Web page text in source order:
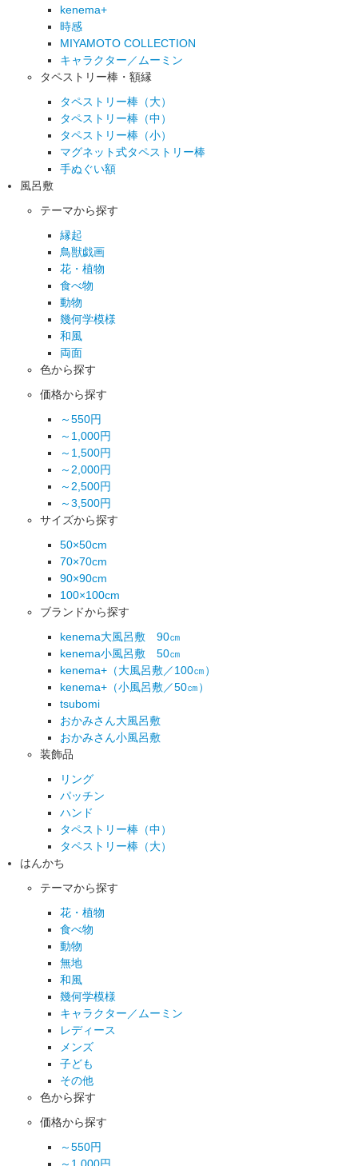
kenema+
時感
MIYAMOTO COLLECTION
キャラクター／ムーミン
タペストリー棒・額縁
タペストリー棒（大）
タペストリー棒（中）
タペストリー棒（小）
マグネット式タペストリー棒
手ぬぐい額
風呂敷
テーマから探す
縁起
鳥獣戯画
花・植物
食べ物
動物
幾何学模様
和風
両面
色から探す
価格から探す
～550円
～1,000円
～1,500円
～2,000円
～2,500円
～3,500円
サイズから探す
50×50cm
70×70cm
90×90cm
100×100cm
ブランドから探す
kenema大風呂敷 90㎝
kenema小風呂敷 50㎝
kenema+（大風呂敷／100㎝）
kenema+（小風呂敷／50㎝）
tsubomi
おかみさん大風呂敷
おかみさん小風呂敷
装飾品
リング
パッチン
ハンド
タペストリー棒（中）
タペストリー棒（大）
はんかち
テーマから探す
花・植物
食べ物
動物
無地
和風
幾何学模様
キャラクター／ムーミン
レディース
メンズ
子ども
その他
色から探す
価格から探す
～550円
～1,000円